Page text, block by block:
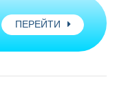
ПЕРЕЙТИ